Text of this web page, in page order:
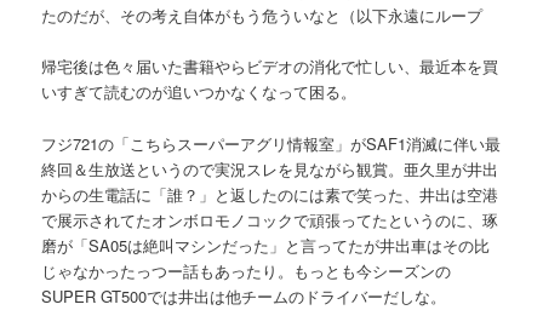
たのだが、その考え自体がもう危ういなと（以下永遠にループ
帰宅後は色々届いた書籍やらビデオの消化で忙しい、最近本を買
いすぎて読むのが追いつかなくなって困る。
フジ721の「こちらスーパーアグリ情報室」がSAF1消滅に伴い最
終回＆生放送というので実況スレを見ながら観賞。亜久里が井出
からの生電話に「誰？」と返したのには素で笑った、井出は空港
で展示されてたオンボロモノコックで頑張ってたというのに、琢
磨が「SA05は絶叫マシンだった」と言ってたが井出車はその比
じゃなかったっつー話もあったり。もっとも今シーズンの
SUPER GT500では井出は他チームのドライバーだしな。